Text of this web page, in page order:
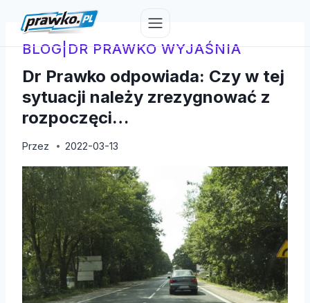
treściBLOG| DR PRAWKO WYJAŚNIA
Dr Prawko odpowiada: Czy w tej
sytuacji należy zrezygnować z
rozpoczęci…
Przez 2022-03-13